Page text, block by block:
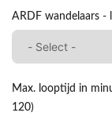
Max. looptijd in
120)